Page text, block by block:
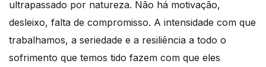
ultrapassado por natureza. Não há motivação,
desleixo, falta de compromisso. A intensidade com que
trabalhamos, a seriedade e a resiliência a todo o
sofrimento que temos tido fazem com que eles